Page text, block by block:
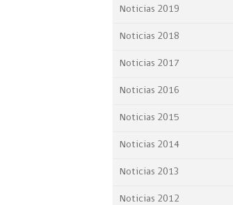
Noticias 2019
Noticias 2018
Noticias 2017
Noticias 2016
Noticias 2015
Noticias 2014
Noticias 2013
Noticias 2012